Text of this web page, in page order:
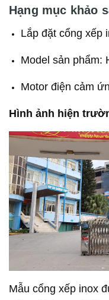
Hạng mục khảo
Lắp đặt cổng xếp
Model sản phẩm:
Motor điện cảm
Hình ảnh hiện
Mẫu cổng xếp inox